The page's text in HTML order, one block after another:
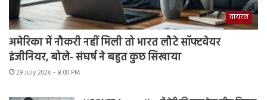
वायरल
अमेरिका में नौकरी नहीं मिली तो भारत लौटे सॉफ्टवेयर
इंजीनियर, बोले- संघर्ष ने बहुत कुछ सिखाया
29 July 2026 - 8:00 PM